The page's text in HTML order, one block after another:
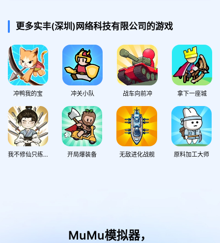
更多实丰(深圳)网络科技有限公司的游戏
冲鸭我的宝 冲关小队 战车向前冲 拿下一座城
我不修仙只练剑 开局爆装备 无敌进化战舰 原料加工大师
MuMu模拟器，